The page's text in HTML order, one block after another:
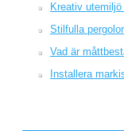
Kreativ
Stilfulla
Vad är
Installera